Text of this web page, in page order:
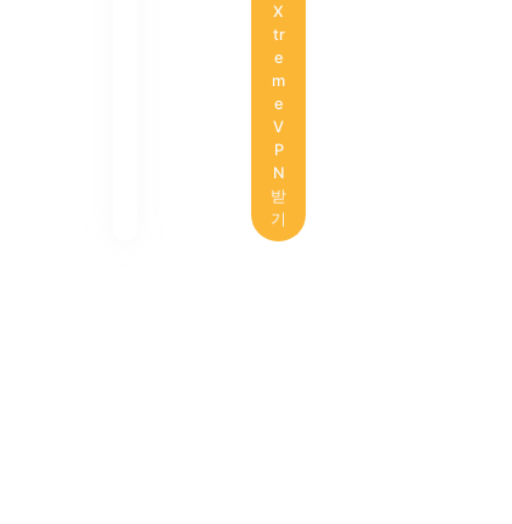
X
tr
e
m
e
V
P
N
받
기